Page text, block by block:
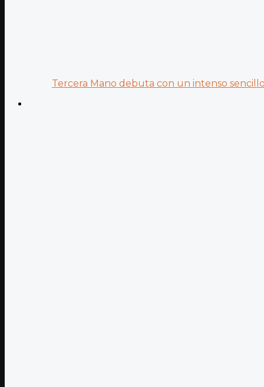
Tercera Mano debuta con un intenso